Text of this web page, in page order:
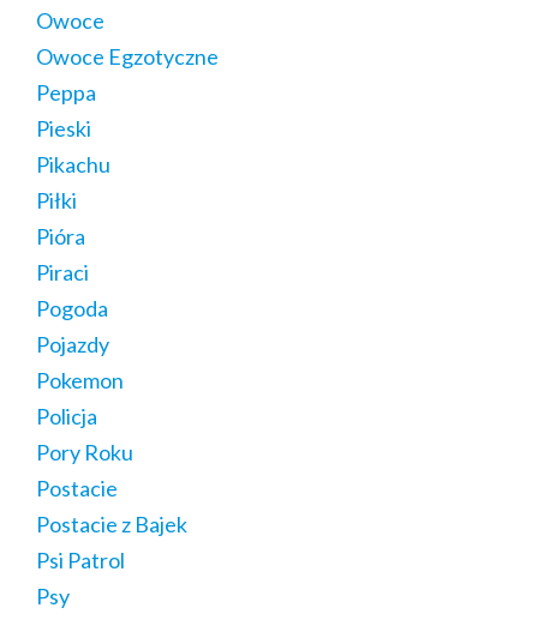
Owoce
Owoce Egzotyczne
Peppa
Pieski
Pikachu
Piłki
Pióra
Piraci
Pogoda
Pojazdy
Pokemon
Policja
Pory Roku
Postacie
Postacie z Bajek
Psi Patrol
Psy